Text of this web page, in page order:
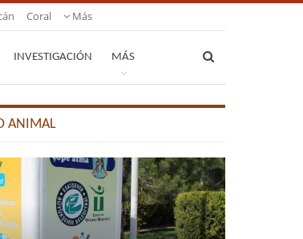
Coral Más
INVESTIGACIÓN MÁS
ANIMAL